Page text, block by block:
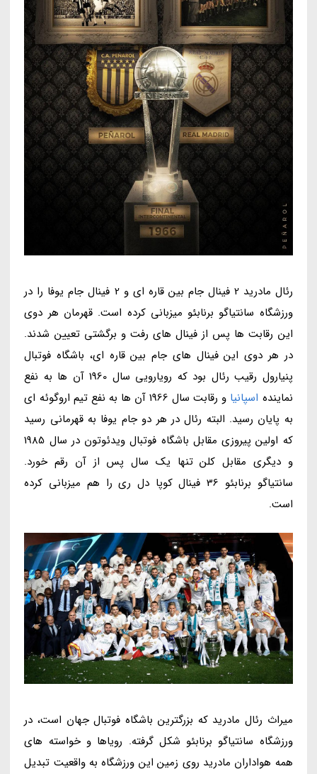
رئال مادرید 2 فینال جام بین قاره ای و 2 فینال جام یوفا را در
ورزشگاه سانتیاگو برنابئو میزبانی کرده است. قهرمان هر دوی
این رقابت ها پس از فینال های رفت و برگشتی تعیین شدند.
در هر دوی این فینال های جام بین قاره ای، باشگاه فوتبال
پنیارول رقیب رئال بود که رویارویی سال 1960 آن ها به نفع
نماینده اسپانیا
و رقابت سال 1966 آن ها به نفع تیم اروگوئه ای
به پایان رسید. البته رئال در هر دو جام یوفا به قهرمانی رسید
که اولین پیروزی مقابل باشگاه فوتبال ویدئوتون در سال 1985
و دیگری مقابل کلن تنها یک سال پس از آن رقم خورد.
سانتیاگو برنابئو 36 فینال کوپا دل ری را هم میزبانی کرده
است.
میراث رئال مادرید که بزرگترین باشگاه فوتبال جهان است، در
ورزشگاه سانتیاگو برنابئو شکل گرفته. رویاها و خواسته های
همه هواداران مادرید روی زمین این ورزشگاه به واقعیت تبدیل